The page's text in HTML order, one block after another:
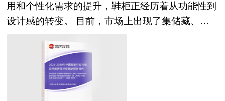
种建材项目商业计划书》为中研普华公司独家首创
针对项目投融资咨询服务的专项计划书。计划书分
为：行业通用版、专业定制版。行业通用版是中研
普华根据行业一般水平测算好了行业指标数据，作
为行业通用的模板计划书，企业可以自行补充单位
信息，稍做调整就可以作为项目计划书使用。我们
也可以根据企业具体项目要求专项编写专业定制
用和个性化需求的提升，鞋柜正经历着从功能性到
设计感的转变。 目前，市场上出现了集储藏、消
消费者对整洁、健康和便捷生活的需求。未来，鞋
柜将更加注重智能化和环保材料。智能化方面，可
能集成智能识别、自动分类、智能通风等功能，提
升使用便捷性和鞋子保养效果。 随着消费者对家